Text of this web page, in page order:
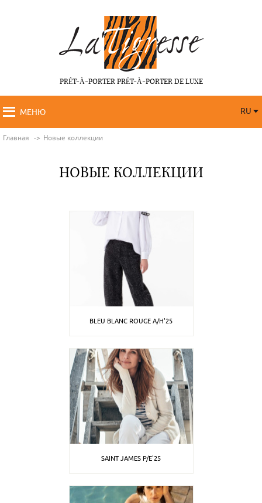
PRÉT-À-PORTER PRÉT-À-PORTER DE LUXE
МЕНЮ
RU
Главная Новые коллекции
НОВЫЕ КОЛЛЕКЦИИ
BLEU BLANC ROUGE A/H'25
SAINT JAMES P/E'25